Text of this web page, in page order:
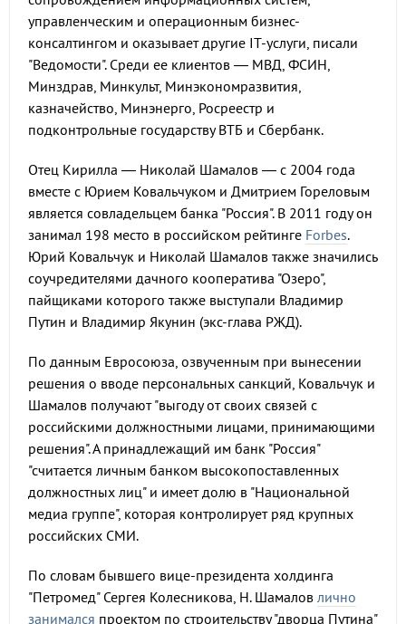
управленческим и операционным бизнес-
консалтингом и оказывает другие IT-услуги, писали
"Ведомости". Среди ее клиентов — МВД, ФСИН,
Минздрав, Минкульт, Минэкономразвития,
казначейство, Минэнерго, Росреестр и
подконтрольные государству ВТБ и Сбербанк.
Отец Кирилла — Николай Шамалов — с 2004 года
вместе с Юрием Ковальчуком и Дмитрием Гореловым
является совладельцем банка "Россия". В 2011 году он
занимал 198 место в российском рейтинге Forbes.
Юрий Ковальчук и Николай Шамалов также значились
соучредителями дачного кооператива "Озеро",
пайщиками которого также выступали Владимир
Путин и Владимир Якунин (экс-глава РЖД).
По данным Евросоюза, озвученным при вынесении
решения о вводе персональных санкций, Ковальчук и
Шамалов получают "выгоду от своих связей с
российскими должностными лицами, принимающими
решения". А принадлежащий им банк "Россия"
"считается личным банком высокопоставленных
должностных лиц" и имеет долю в "Национальной
медиа группе", которая контролирует ряд крупных
российских СМИ.
По словам бывшего вице-президента холдинга
"Петромед" Сергея Колесникова, Н. Шамалов лично
занимался проектом по строительству "дворца Путина"